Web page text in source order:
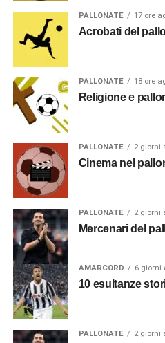
PALLONATE 17 ore
Acrobati del
PALLONATE 18 ore
Religione e
PALLONATE 2 giorni
Cinema nel
PALLONATE 2 giorni
Mercenari del
AMARCORD 6 giorni
10 esultanze
PALLONATE 2 giorni